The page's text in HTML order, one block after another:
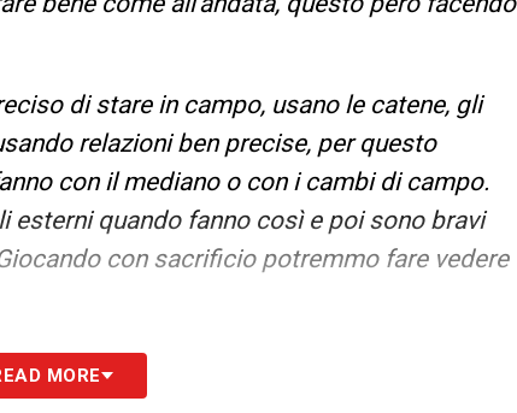
di stare in campo, usano le catene, gli
relazioni ben precise, per questo
con il mediano o con i cambi di campo.
quando fanno così e poi sono bravi
con sacrificio potremmo fare vedere
CON GLI ESTERNI –
è importante farlo per giocarti le partite.
MORE